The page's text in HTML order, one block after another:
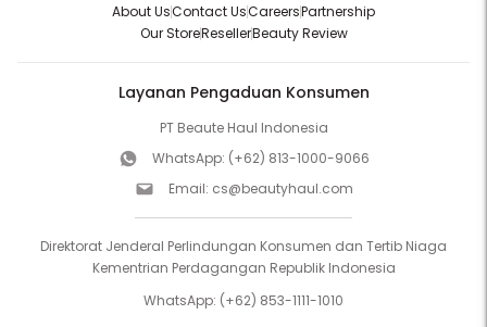
About UsContact UsCareersPartnership
Our StoreResellerBeauty Review
Layanan Pengaduan Konsumen
PT Beaute Haul Indonesia
WhatsApp: (+62) 813-1000-9066
Email: cs@beautyhaul.com
Direktorat Jenderal Perlindungan Konsumen dan Tertib Niaga
Kementrian Perdagangan Republik Indonesia
WhatsApp: (+62) 853-1111-1010